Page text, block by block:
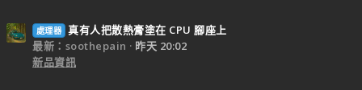
處理器 真有人把散熱膏塗在 CPU 腳座上
最新：soothepain
昨天 20:02
新品資訊